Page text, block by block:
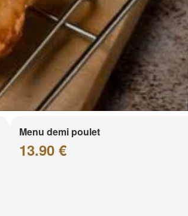
Menu demi poulet
13.90 €